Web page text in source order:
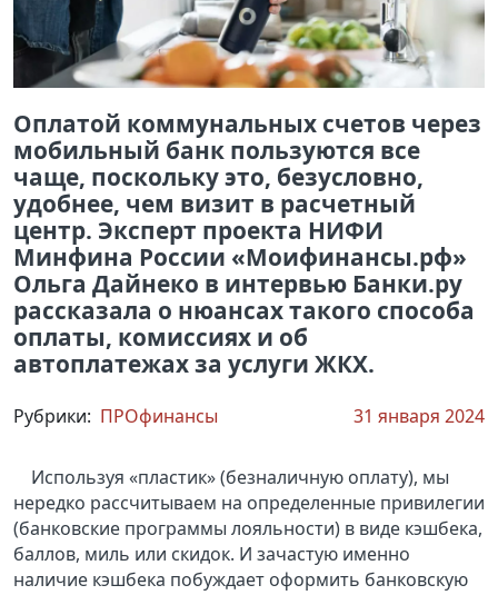
Оплатой коммунальных счетов через
мобильный банк пользуются все
чаще, поскольку это, безусловно,
удобнее, чем визит в расчетный
центр. Эксперт проекта НИФИ
Минфина России «Моифинансы.рф»
Ольга Дайнеко в интервью Банки.ру
рассказала о нюансах такого способа
оплаты, комиссиях и об
автоплатежах за услуги ЖКХ.
Рубрики: ПРОфинансы 31 января 2024
Используя «пластик» (безналичную оплату), мы
нередко рассчитываем на определенные привилегии
(банковские программы лояльности) в виде кэшбека,
баллов, миль или скидок. И зачастую именно
наличие кэшбека побуждает оформить банковскую